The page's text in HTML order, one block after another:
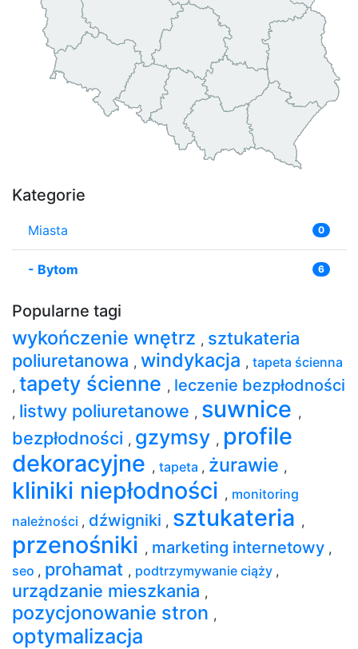
Kategorie
Miasta 0
- Bytom 6
Popularne tagi
wykończenie wnętrz , sztukateria
poliuretanowa , windykacja , tapeta ścienna
, tapety ścienne , leczenie bezpłodności
, listwy poliuretanowe , suwnice ,
bezpłodności , gzymsy , profile
dekoracyjne , tapeta , żurawie ,
kliniki niepłodności , monitoring
należności , dźwigniki , sztukateria ,
przenośniki , marketing internetowy ,
seo , prohamat , podtrzymywanie ciąży ,
urządzanie mieszkania ,
pozycjonowanie stron ,
optymalizacja